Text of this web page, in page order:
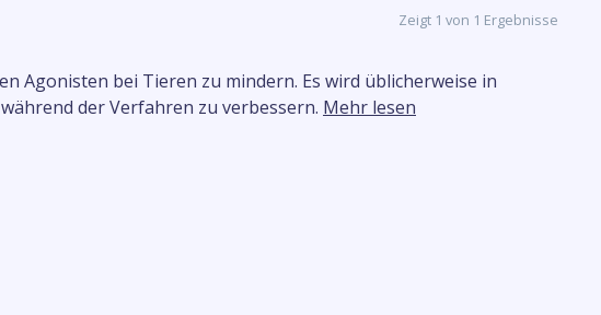
Zeigt 1 von 1 Ergebnisse
Agonisten bei Tieren zu mindern. Es wird üblicherweise in
der Verfahren zu verbessern. Mehr lesen